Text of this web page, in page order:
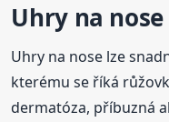
Uhry na nose
Uhry na nose lze
kterému se říká
dermatóza, příbuzná